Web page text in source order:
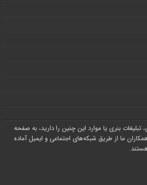
تبلیغات بنری یا موارد این چنین را دارید، به صفحه
ما از طریق شبکه‌های اجتماعی و ایمیل آماده